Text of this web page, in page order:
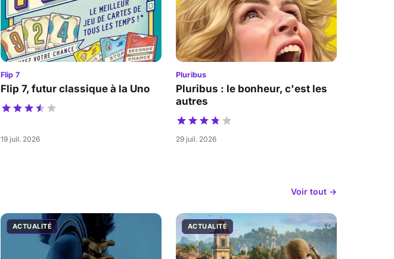
Flip 7
Flip 7, futur classique à la Uno
19 juil. 2026
Pluribus
Pluribus : le bonheur, c'est les
autres
29 juil. 2026
Voir tout →
ACTUALITÉ ACTUALITÉ